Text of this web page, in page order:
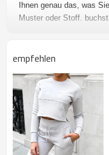
Ihnen genau das, was
Muster oder Stoff,
Beschreibungen:
1. Hautfreundliches
Großhandelsmaterial
von Ihrer Haut ab
empfehlen